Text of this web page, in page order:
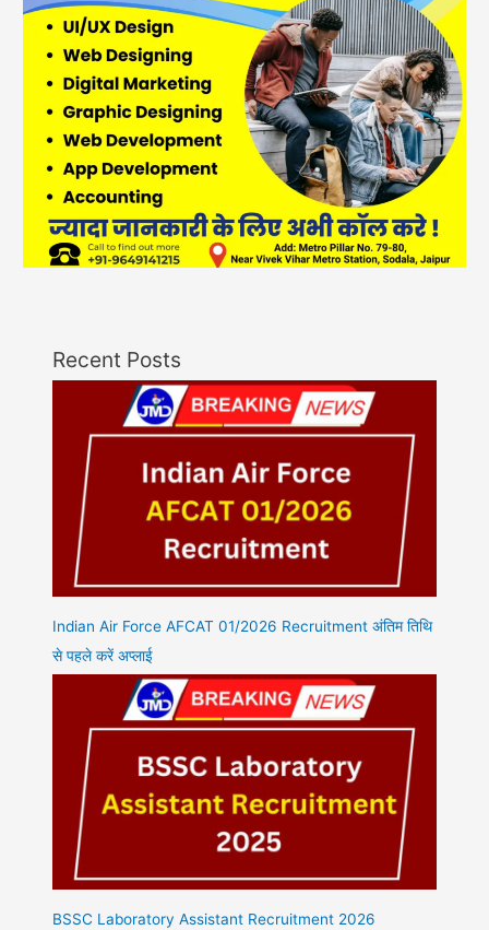
Recent Posts
Indian Air Force AFCAT 01/2026 Recruitment अंतिम तिथि
से पहले करें अप्लाई
BSSC Laboratory Assistant Recruitment 2026